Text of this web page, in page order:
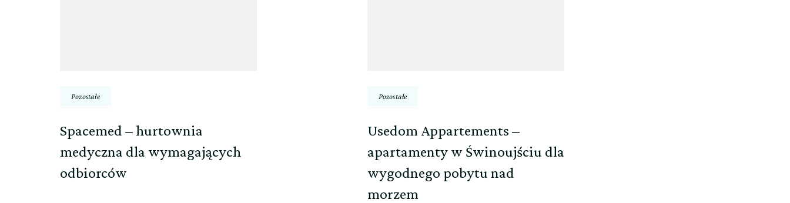
Pozostałe
Spacemed – hurtownia
medyczna dla wymagających
odbiorców
Pozostałe
Usedom Appartements –
apartamenty w Świnoujściu dla
wygodnego pobytu nad
morzem